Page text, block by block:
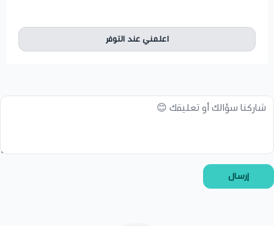
اعلمني عند التوفر
إرسال